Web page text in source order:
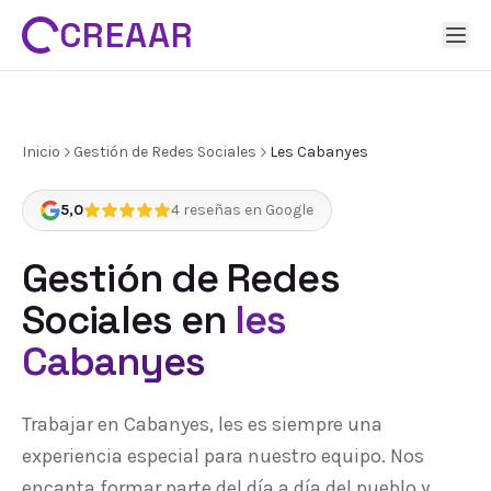
CREAAR
Inicio Gestión de Redes Sociales Les Cabanyes
5,0 4 reseñas en Google
Gestión de Redes
Sociales en les
Cabanyes
Trabajar en Cabanyes, les es siempre una
experiencia especial para nuestro equipo. Nos